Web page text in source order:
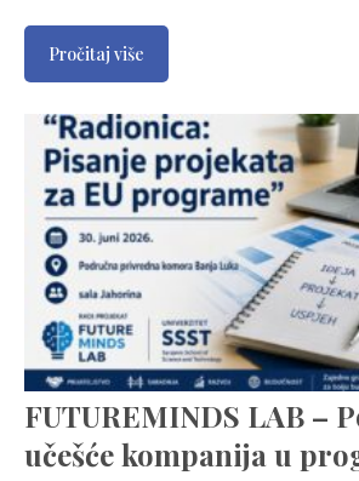
Pročitaj više
FUTUREMINDS LAB –
učešće kompanija u